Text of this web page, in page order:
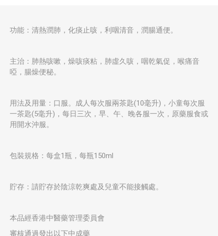
功能：清熱潤肺，化痰止咳，利咽清音，潤腸通便。
主治：肺熱咳嗽，燥咳痰粘，肺虛久咳，咽乾氣促，喉痛音
啞，腸燥便秘。
用法及用量：口服。成人每次服兩茶匙(10毫升)，小童每次服
一茶匙(5毫升)，每日三次，早、午、晚各服一次，原藥服食或
用開水沖服。
包裝規格：每盒1瓶，每瓶150ml
貯存：請貯存於陰涼乾爽處及兒童不能接觸處。
本品經香港中醫藥管理委員會
審核通過發出以下中成藥